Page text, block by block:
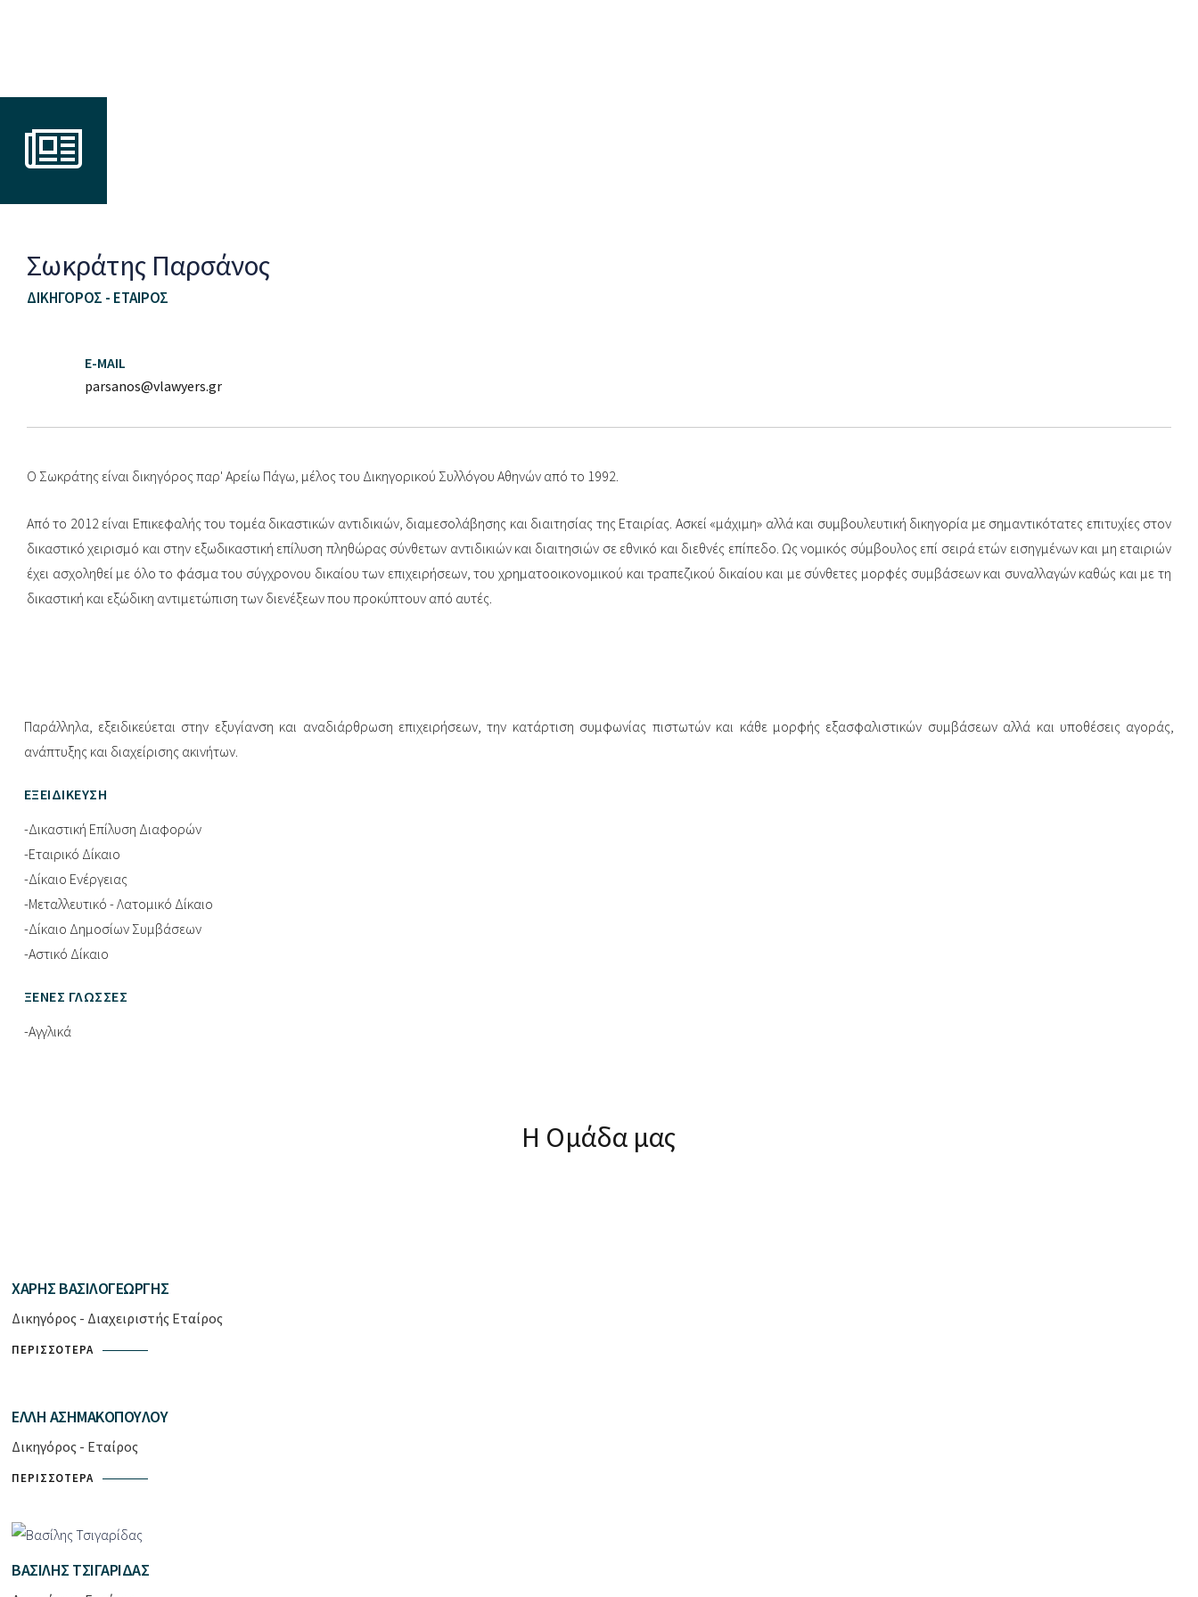
Σωκράτης Παρσάνος
ΔΙΚΗΓΌΡΟΣ - ΕΤΑΊΡΟΣ
E-MAIL
parsanos@vlawyers.gr
Ο Σωκράτης είναι δικηγόρος παρ' Αρείω Πάγω, μέλος του Δικηγορικού Συλλόγου Αθηνών από το 1992.
Από το 2012 είναι Επικεφαλής του τομέα δικαστικών αντιδικιών, διαμεσολάβησης και διαιτησίας της Εταιρίας. Ασκεί «μάχιμη» αλλά και συμβουλευτική δικηγορία με σημαντικότατες επιτυχίες στον
δικαστικό χειρισμό και στην εξωδικαστική επίλυση πληθώρας σύνθετων αντιδικιών και διαιτησιών σε εθνικό και διεθνές επίπεδο. Ως νομικός σύμβουλος επί σειρά ετών εισηγμένων και μη εταιριών
έχει ασχοληθεί με όλο το φάσμα του σύγχρονου δικαίου των επιχειρήσεων, του χρηματοοικονομικού και τραπεζικού δικαίου και με σύνθετες μορφές συμβάσεων και συναλλαγών καθώς και με τη
δικαστική και εξώδικη αντιμετώπιση των διενέξεων που προκύπτουν από αυτές.
Παράλληλα, εξειδικεύεται στην εξυγίανση και αναδιάρθρωση επιχειρήσεων, την κατάρτιση συμφωνίας πιστωτών και κάθε μορφής εξασφαλιστικών συμβάσεων αλλά και υποθέσεις αγοράς,
ανάπτυξης και διαχείρισης ακινήτων.
ΕΞΕΙΔΊΚΕΥΣΗ
-Δικαστική Επίλυση Διαφορών
-Εταιρικό Δίκαιο
-Δίκαιο Ενέργειας
-Μεταλλευτικό - Λατομικό Δίκαιο
-Δίκαιο Δημοσίων Συμβάσεων
-Αστικό Δίκαιο
ΞΈΝΕΣ ΓΛΏΣΣΕΣ
-Αγγλικά
Η Ομάδα μας
ΧΆΡΗΣ ΒΑΣΙΛΟΓΕΏΡΓΗΣ
Δικηγόρος - Διαχειριστής Εταίρος
ΠΕΡΙΣΣΌΤΕΡΑ
ΈΛΛΗ ΑΣΗΜΑΚΟΠΟΎΛΟΥ
Δικηγόρος - Εταίρος
ΠΕΡΙΣΣΌΤΕΡΑ
ΒΑΣΊΛΗΣ ΤΣΙΓΑΡΊΔΑΣ